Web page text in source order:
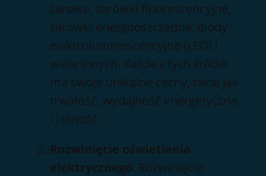
żarowe, żarówki fluorescencyjne,
żarówki energooszczędne, diody
elektroluminescencyjne (LED) i
wiele innych. Każde z tych źródeł
ma swoje unikalne cechy, takie jak
trwałość, wydajność energetyczna
i jasność.
Rozwinięcie oświetlenia
elektrycznego: Rozwinięcie